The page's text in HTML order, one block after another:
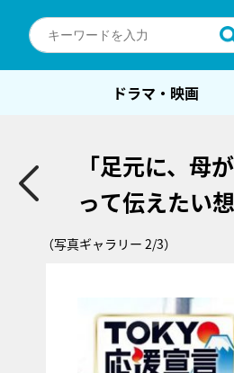
ドラマ・映画
「足元に、
って伝えたい
（写真ギャラリー 2/3）